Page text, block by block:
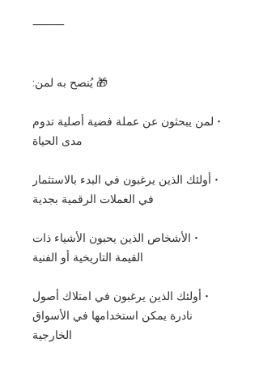
⸻
🎁 يُنصح به لمن:
• لمن يبحثون عن عملة فضية أصلية تدوم
مدى الحياة
• أولئك الذين يرغبون في البدء بالاستثمار
في العملات الرقمية بجدية
• الأشخاص الذين يحبون الأشياء ذات
القيمة التاريخية أو الفنية
• أولئك الذين يرغبون في امتلاك أصول
نادرة يمكن استخدامها في الأسواق
الخارجية